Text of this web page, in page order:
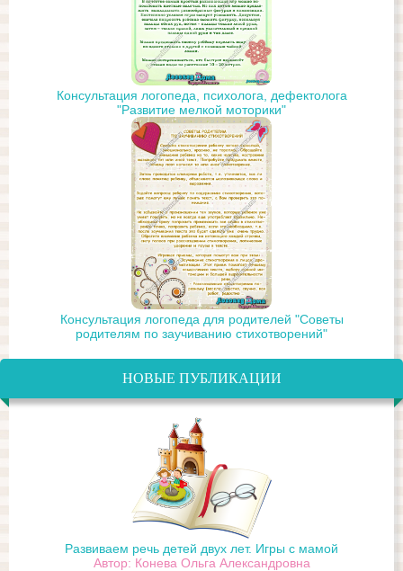
Консультация логопеда, психолога, дефектолога
"Развитие мелкой моторики"
Консультация логопеда для родителей "Советы
родителям по заучиванию стихотворений"
НОВЫЕ ПУБЛИКАЦИИ
Развиваем речь детей двух лет. Игры с мамой
Автор: Конева Ольга Александровна